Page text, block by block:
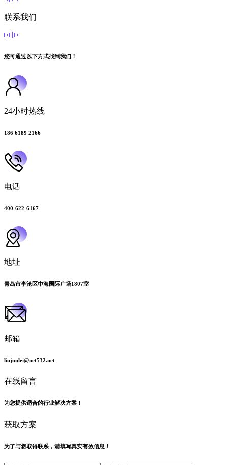
联系我们
您可通过以下方式找到我们！
24小时热线
186 6189 2166
电话
400-622-6167
地址
青岛市李沧区中海国际广场1807室
邮箱
liujunlei@net532.net
在线留言
为您提供适合的行业解决方案！
获取方案
为了与您取得联系，请填写真实有效信息！